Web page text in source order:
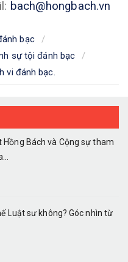
bach@hongbach.vn
bạc
sự tội đánh bạc
vi đánh bạc.
Hồng Bách và Cộng sự tham
Luật sư không? Góc nhìn từ